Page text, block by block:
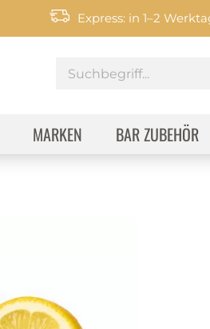
Express: in 1–2
MARKEN BAR ZUBEHÖR